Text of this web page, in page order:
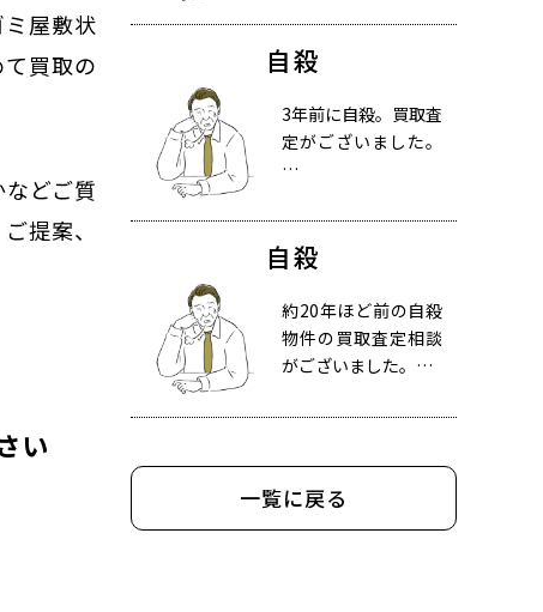
屋敷状
買取の
どご質
提案、
い
自殺
3年前に自殺。買取査
定がございました。
…
自殺
約20年ほど前の自殺
物件の買取査定相談
がございました。…
一覧に戻る